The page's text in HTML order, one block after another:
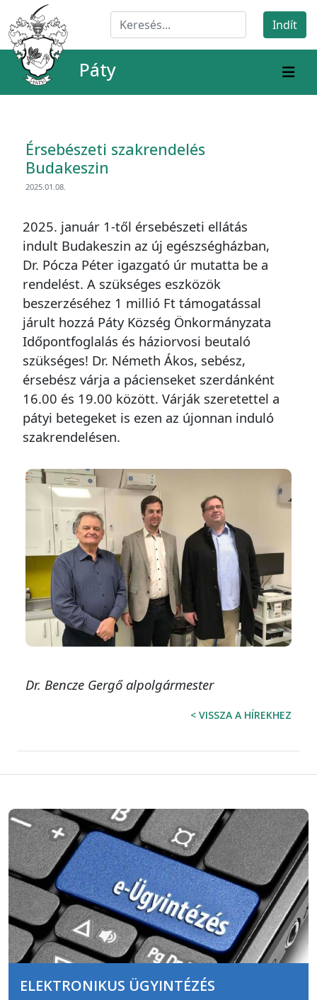
Páty
Érsebészeti szakrendelés
Budakeszin
2025.01.08.
2025. január 1-től érsebészeti ellátás
indult Budakeszin az új egészségházban,
Dr. Pócza Péter igazgató úr mutatta be a
rendelést. A szükséges eszközök
beszerzéséhez 1 millió Ft támogatással
járult hozzá Páty Község Önkormányzata
Időpontfoglalás és háziorvosi beutaló
szükséges! Dr. Németh Ákos, sebész,
érsebész várja a pácienseket szerdánként
16.00 és 19.00 között. Várják szeretettel a
pátyi betegeket is ezen az újonnan induló
szakrendelésen.
Dr. Bencze Gergő alpolgármester
< VISSZA A HÍREKHEZ
ELEKTRONIKUS ÜGYINTÉZÉS